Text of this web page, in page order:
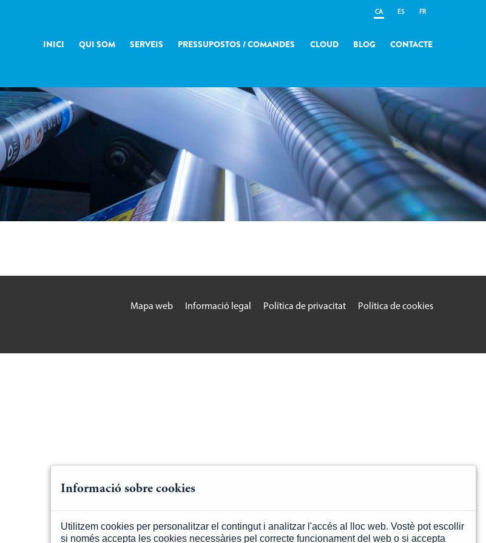
FR
ES
CA
INICI QUI SOM SERVEIS PRESSUPOSTOS / COMANDES CLOUD BLOG CONTACTE
Mapa web Informació legal Política de privacitat Política de cookies
Informació sobre cookies
Utilitzem cookies per personalitzar el contingut i analitzar l'accés al lloc web. Vostè pot escollir
si només accepta les cookies necessàries pel correcte funcionament del web o si accepta